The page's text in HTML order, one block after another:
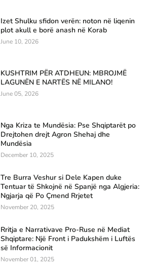
Izet Shulku sfidon verën: noton në liqenin
plot akull e borë anash në Korab
June 10, 2026
KUSHTRIM PËR ATDHEUN: MBROJMË
LAGUNËN E NARTËS NË MILANO!
June 05, 2026
Nga Kriza te Mundësia: Pse Shqiptarët po
Drejtohen drejt Agron Shehaj dhe
Mundësia
December 10, 2025
Tre Burra Veshur si Dele Kapen duke
Tentuar të Shkojnë në Spanjë nga Algjeria:
Ngjarja që Po Çmend Rrjetet
November 20, 2025
Rritja e Narrativave Pro-Ruse në Mediat
Shqiptare: Një Front i Padukshëm i Luftës
së Informacionit
November 01, 2025